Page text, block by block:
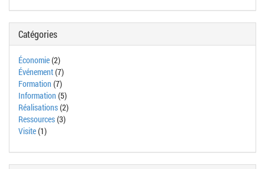
Catégories
Économie(2)
Événement(7)
Formation (7)
Information (5)
Réalisations(2)
Ressources(3)
Visite(1)